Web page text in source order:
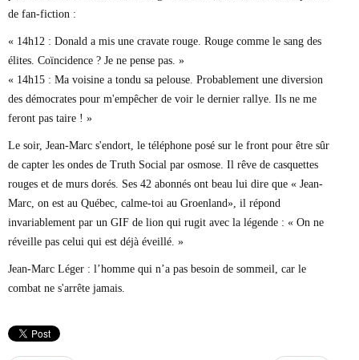
de fan-fiction :
« 14h12 : Donald a mis une cravate rouge. Rouge comme le sang des
élites. Coïncidence ? Je ne pense pas. »
« 14h15 : Ma voisine a tondu sa pelouse. Probablement une diversion
des démocrates pour m'empêcher de voir le dernier rallye. Ils ne me
feront pas taire ! »
Le soir, Jean-Marc s'endort, le téléphone posé sur le front pour être sûr
de capter les ondes de Truth Social par osmose. Il rêve de casquettes
rouges et de murs dorés. Ses 42 abonnés ont beau lui dire que « Jean-
Marc, on est au Québec, calme-toi au Groenland», il répond
invariablement par un GIF de lion qui rugit avec la légende : « On ne
réveille pas celui qui est déjà éveillé. »
Jean-Marc Léger : l’homme qui n’a pas besoin de sommeil, car le
combat ne s'arrête jamais.